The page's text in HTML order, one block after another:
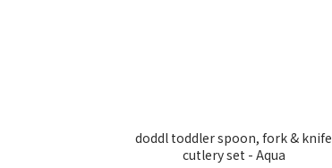
doddl toddler spoon, fork & knife
cutlery set - Aqua